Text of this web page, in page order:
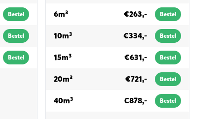
Bestel
Bestel
Bestel
6m³voor hout €263,- Bestel
10m³voor hout €334,- Bestel
15m³voor hout €631,- Bestel
20m³voor hout €721,- Bestel
40m³voor hout €878,- Bestel